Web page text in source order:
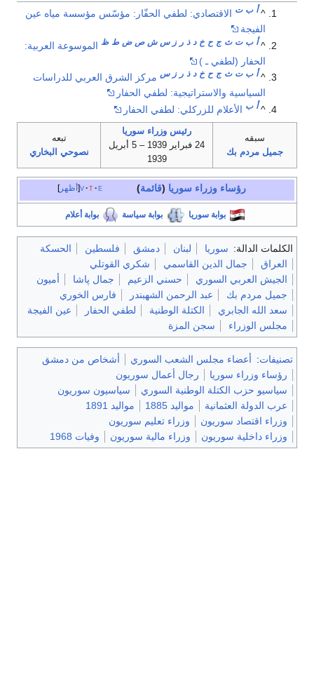
^أ ب ت الاقتصادي: لطفي الحفّار: مؤسّس مؤسسة مياه عين
الفيجة
^أ ب ت ث ج ح خ د ذ ر ز س ش ص ض ط ظ الموسوعة العربية:
الحفار (لطفي ـ )
^أ ب ت ث ج ح خ د ذ ر ز س مركز الشرق العربي للدراسات
السياسية والاستراتيجية: لطفي الحفار
^أ ب الأعلام للزركلي: لطفي الحفار
سبقه
جميل مردم بك
رئيس وزراء سوريا
24 فبراير 1939 – 5 أبريل
1939
تبعه
نصوحي البخاري
أظهر v t e رؤساء وزراء سوريا (قائمة)
بوابة سوريا بوابة سياسة بوابة أعلام
الكلمات الدالة: سوريا لبنان دمشق فلسطين
الحسكة
العراق
جمال الدين القاسمي
شكري القوتلي
الجيش العربي السوري
حسني الزعيم جمال پاشا
أميون
جميل مردم بك
عبد الرحمن الشهبندر
فارس الخوري
سعد الله الجابري
الكتلة الوطنية لطفي الحفار
عين الفيجة
مجلس الوزراء
سجن المزة
تصنيفات: أعضاء مجلس الشعب السوري
أشخاص من دمشق
رؤساء وزراء سوريا
رجال أعمال سوريون
سياسيو حزب الكتلة الوطنية السوري
سياسيون سوريون
عرب الدولة العثمانية
مواليد 1885
مواليد 1891
وزراء اقتصاد سوريون
وزراء تعليم سوريون
وزراء داخلية سوريون
وزراء مالية سوريون وفيات 1968